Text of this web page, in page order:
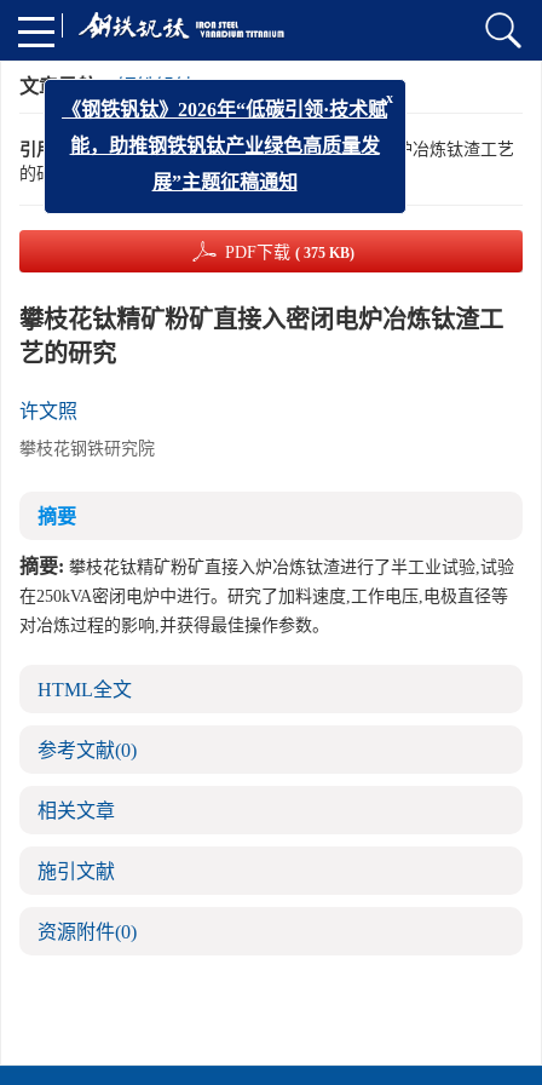
文章导航>钢铁钒钛>1988>9(4): 33-41,19
引用本文:许文照. 攀枝花钛精矿粉矿直接入密闭电炉冶炼钛渣工艺
的研究[J]. 钢铁钒钛, 1988, 9(4): 33-41,19.
PDF下载 ( 375 KB)
攀枝花钛精矿粉矿直接入密闭电炉冶炼钛渣工
艺的研究
许文照
攀枝花钢铁研究院
摘要
摘要: 攀枝花钛精矿粉矿直接入炉冶炼钛渣进行了半工业试验,试验
在250kVA密闭电炉中进行。研究了加料速度,工作电压,电极直径等
对冶炼过程的影响,并获得最佳操作参数。
HTML全文
参考文献(0)
相关文章
施引文献
资源附件(0)
x
《钢铁钒钛》2026年“低碳引领·技术赋
能，助推钢铁钒钛产业绿色高质量发
展”主题征稿通知